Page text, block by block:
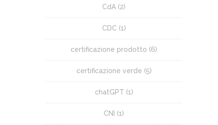
CdA (2)
CDC (1)
certificazione prodotto (6)
certificazione verde (5)
chatGPT (1)
CNI (1)